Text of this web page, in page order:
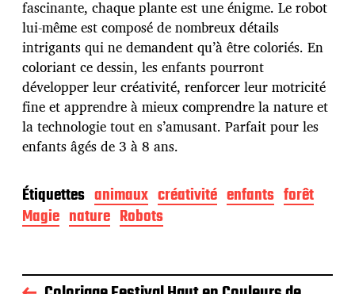
i
o
n
fascinante, chaque plante est une énigme. Le robot
lui-même est composé de nombreux détails
intrigants qui ne demandent qu’à être coloriés. En
coloriant ce dessin, les enfants pourront
développer leur créativité, renforcer leur motricité
fine et apprendre à mieux comprendre la nature et
la technologie tout en s’amusant. Parfait pour les
enfants âgés de 3 à 8 ans.
Étiquettes animaux créativité enfants forêt
Magie nature Robots